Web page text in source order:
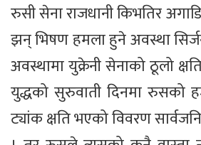
रुसी सेना राजधानी किभतिर
झन् भिषण हमला हुने अवस्था
अवस्थामा युक्रेनी सेनाको ठूलो
युद्धको सुरुवाती दिनमा रुसको
ट्यांक क्षति भएको विवरण